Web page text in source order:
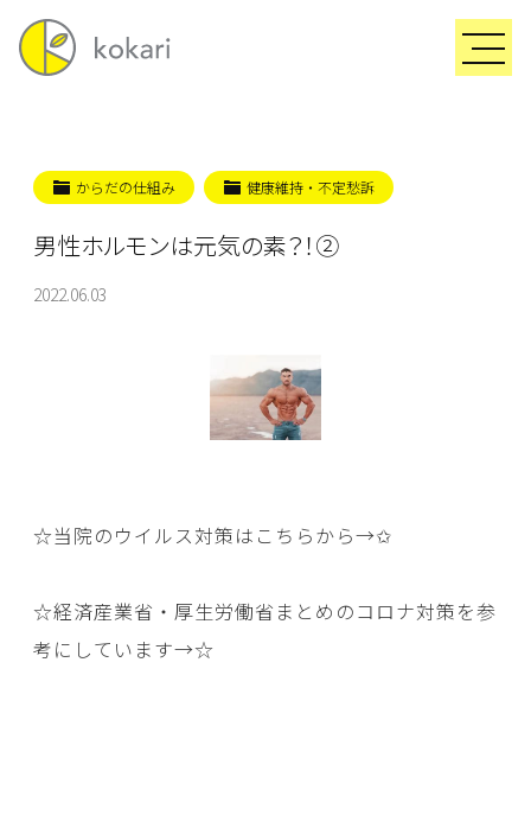
からだの仕組み 健康維持・不定愁訴
男性ホルモンは元気の素？！②
2022.06.03
☆当院のウイルス対策はこちらから→✩
☆経済産業省・厚生労働省まとめのコロナ対策を参
考にしています→☆